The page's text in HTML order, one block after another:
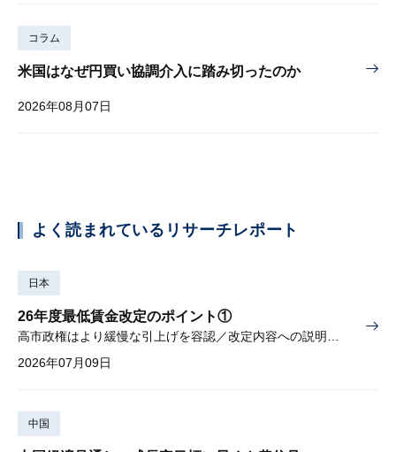
コラム
米国はなぜ円買い協調介入に踏み切ったのか
2026年08月07日
よく読まれているリサーチレポート
日本
26年度最低賃金改定のポイント①
高市政権はより緩慢な引上げを容認／改定内容への説明責任が焦点
2026年07月09日
中国